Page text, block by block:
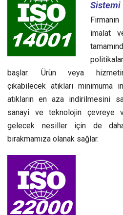
imalat
başlar. Ürün veya
çıkabilecek atıkları
atıkların en aza indirilmesini
sanayi ve teknolojin çevreye
gelecek nesiller için de
bırakmamıza olanak sağlar.